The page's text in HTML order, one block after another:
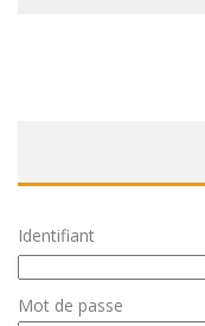
Identifiant
Mot de passe